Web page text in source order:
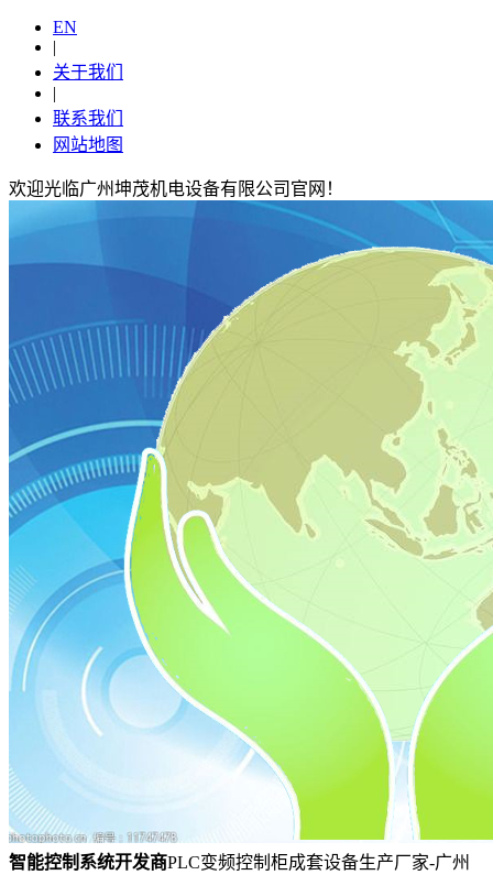
EN
|
关于我们
|
联系我们
网站地图
欢迎光临广州坤茂机电设备有限公司官网！
智能控制系统开发商PLC变频控制柜成套设备生产厂家-广州